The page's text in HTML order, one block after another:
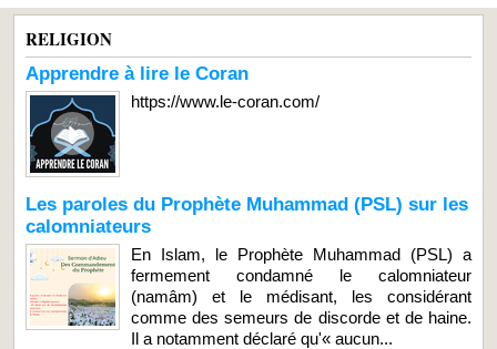
RELIGION
Apprendre à lire le Coran
https://www.le-coran.com/
Les paroles du Prophète Muhammad (PSL) sur les
calomniateurs
En Islam, le Prophète Muhammad (PSL) a
fermement condamné le calomniateur
(namâm) et le médisant, les considérant
comme des semeurs de discorde et de haine.
Il a notamment déclaré qu'« aucun...